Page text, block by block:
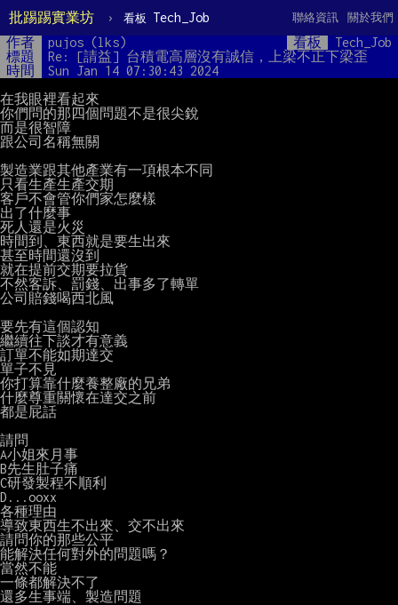
批踢踢實業坊 › 看板 Tech_Job 關於我們
聯絡資訊
作者 pujos (lks) 看板
Tech_Job
標題
Re: [請益] 台積電高層沒有誠信，上梁不正下梁歪
時間
Sun Jan 14 07:30:43 2024
在我眼裡看起來
你們問的那四個問題不是很尖銳
而是很智障
跟公司名稱無關
製造業跟其他產業有一項根本不同
只看生產生產交期
客戶不會管你們家怎麼樣
出了什麼事
死人還是火災
時間到、東西就是要生出來
甚至時間還沒到
就在提前交期要拉貨
不然客訴、罰錢、出事多了轉單
公司賠錢喝西北風
要先有這個認知
繼續往下談才有意義
訂單不能如期達交
單子不見
你打算靠什麼養整廠的兄弟
什麼尊重關懷在達交之前
都是屁話
請問
A小姐來月事
B先生肚子痛
C研發製程不順利
D...ooxx
各種理由
導致東西生不出來、交不出來
請問你的那些公平
能解決任何對外的問題嗎？
當然不能
一條都解決不了
還多生事端、製造問題